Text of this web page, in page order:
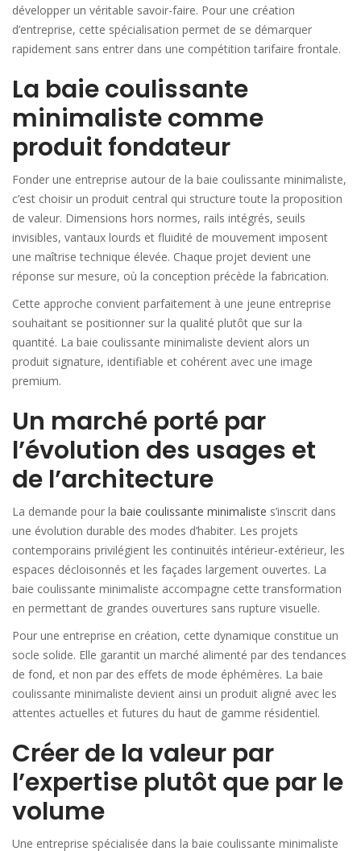
développer un véritable savoir-faire. Pour une création
d’entreprise, cette spécialisation permet de se démarquer
rapidement sans entrer dans une compétition tarifaire frontale.
La baie coulissante
minimaliste comme
produit fondateur
Fonder une entreprise autour de la baie coulissante minimaliste,
c’est choisir un produit central qui structure toute la proposition
de valeur. Dimensions hors normes, rails intégrés, seuils
invisibles, vantaux lourds et fluidité de mouvement imposent
une maîtrise technique élevée. Chaque projet devient une
réponse sur mesure, où la conception précède la fabrication.
Cette approche convient parfaitement à une jeune entreprise
souhaitant se positionner sur la qualité plutôt que sur la
quantité. La baie coulissante minimaliste devient alors un
produit signature, identifiable et cohérent avec une image
premium.
Un marché porté par
l’évolution des usages et
de l’architecture
La demande pour la baie coulissante minimaliste s’inscrit dans
une évolution durable des modes d’habiter. Les projets
contemporains privilégient les continuités intérieur-extérieur, les
espaces décloisonnés et les façades largement ouvertes. La
baie coulissante minimaliste accompagne cette transformation
en permettant de grandes ouvertures sans rupture visuelle.
Pour une entreprise en création, cette dynamique constitue un
socle solide. Elle garantit un marché alimenté par des tendances
de fond, et non par des effets de mode éphémères. La baie
coulissante minimaliste devient ainsi un produit aligné avec les
attentes actuelles et futures du haut de gamme résidentiel.
Créer de la valeur par
l’expertise plutôt que par le
volume
Une entreprise spécialisée dans la baie coulissante minimaliste